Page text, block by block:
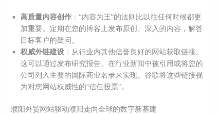
高质量内容创作 ：“内容为王”的法则比以往任何时候都更
加重要。定期在您的博客上发布原创、深入的内容，解答
目标客户的疑问。
权威外链建设 ：从行业内其他信誉良好的网站获取链接。
这可以通过发布研究报告、在行业新闻中被引用或将您的
公司列入主要的国际商业名录来实现。谷歌将这些链接视
为对您网站权威性的“信任投票”。
濮阳外贸网站驱动濮阳走向全球的数字新基建